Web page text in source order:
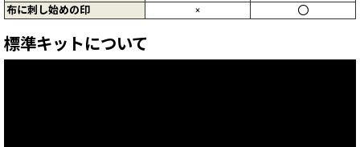
布に刺し始めの印 × 〇
標準キットについて